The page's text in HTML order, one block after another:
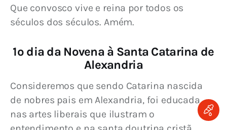
Que convosco vive e reina por todos os
séculos dos séculos. Amém.
1º dia da Novena à Santa Catarina de
Alexandria
Consideremos que sendo Catarina nascida
de nobres pais em Alexandria, foi educada
nas artes liberais que ilustram o